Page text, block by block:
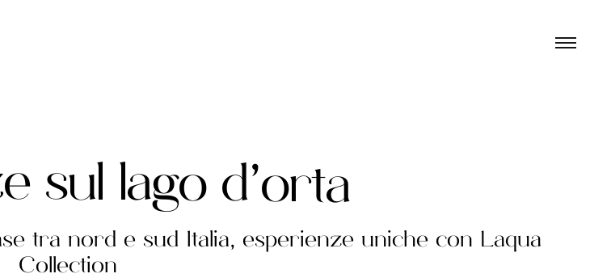
e sul lago d’orta
tra nord e sud Italia, esperienze uniche con Laqua
Collection